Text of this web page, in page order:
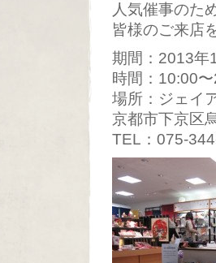
人気催事のた
皆様のご来店
期間：2013年
時間：10:00
場所：ジェイ
京都市下京区
TEL：075-